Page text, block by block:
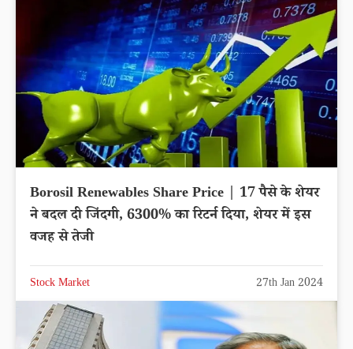
Borosil Renewables Share Price | 17 पैसे के शेयर
ने बदल दी जिंदगी, 6300% का रिटर्न दिया, शेयर में इस
वजह से तेजी
Stock Market 27th Jan 2024